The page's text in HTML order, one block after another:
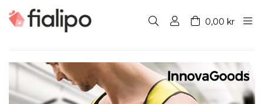
0,00 kr